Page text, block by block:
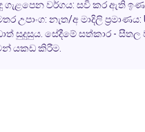
සුදු ගැළපෙන වර්ගය: සවි කර ඇති
උපාංග: නැත/අ මාදිලි ප්‍රමාණය:
සුදුසුය. සේදීමේ සත්කාර -
යකඩ කිරීම.